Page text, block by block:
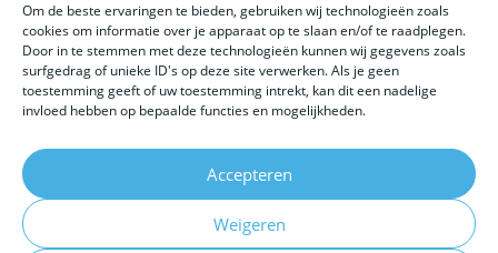
Om de beste ervaringen te bieden, gebruiken wij technologieën zoals
cookies om informatie over je apparaat op te slaan en/of te raadplegen.
Door in te stemmen met deze technologieën kunnen wij gegevens zoals
surfgedrag of unieke ID's op deze site verwerken. Als je geen
toestemming geeft of uw toestemming intrekt, kan dit een nadelige
invloed hebben op bepaalde functies en mogelijkheden.
Accepteren
Weigeren